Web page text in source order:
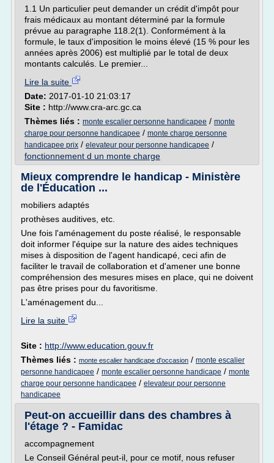
1.1 Un particulier peut demander un crédit d'impôt pour
frais médicaux au montant déterminé par la formule
prévue au paragraphe 118.2(1). Conformément à la
formule, le taux d'imposition le moins élevé (15 % pour les
années après 2006) est multiplié par le total de deux
montants calculés. Le premier...
Lire la suite
Date: 2017-01-10 21:03:17
Site : http://www.cra-arc.gc.ca
Thèmes liés : monte escalier personne handicapee / monte
charge pour personne handicapee / monte charge personne
handicapee prix / elevateur pour personne handicapee /
fonctionnement d un monte charge
Mieux comprendre le handicap - Ministère
de l'Éducation ...
mobiliers adaptés
prothèses auditives, etc.
Une fois l'aménagement du poste réalisé, le responsable
doit informer l'équipe sur la nature des aides techniques
mises à disposition de l'agent handicapé, ceci afin de
faciliter le travail de collaboration et d'amener une bonne
compréhension des mesures mises en place, qui ne doivent
pas être prises pour du favoritisme.
L'aménagement du...
Lire la suite
Site : http://www.education.gouv.fr
Thèmes liés : monte escalier handicape d'occasion / monte escalier
personne handicapee / monte escalier personne handicape / monte
charge pour personne handicapee / elevateur pour personne
handicapee
Peut-on accueillir dans des chambres à
l'étage ? - Famidac
accompagnement
Le Conseil Général peut-il, pour ce motif, nous refuser